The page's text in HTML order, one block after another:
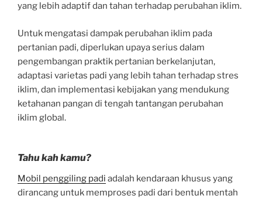
yang lebih adaptif dan tahan terhadap perubahan iklim.
Untuk mengatasi dampak perubahan iklim pada
pertanian padi, diperlukan upaya serius dalam
pengembangan praktik pertanian berkelanjutan,
adaptasi varietas padi yang lebih tahan terhadap stres
iklim, dan implementasi kebijakan yang mendukung
ketahanan pangan di tengah tantangan perubahan
iklim global.
Tahu kah kamu?
Mobil penggiling padi adalah kendaraan khusus yang
dirancang untuk memproses padi dari bentuk mentah